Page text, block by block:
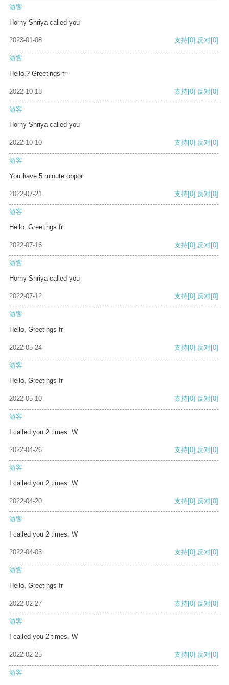
游客
Horny Shriya called you
2023-01-08 支持[0] 反对[0]
游客
Hello,? Greetings fr
2022-10-18 支持[0] 反对[0]
游客
Horny Shriya called you
2022-10-10 支持[0] 反对[0]
游客
You have 5 minute oppor
2022-07-21 支持[0] 反对[0]
游客
Hello, Greetings fr
2022-07-16 支持[0] 反对[0]
游客
Horny Shriya called you
2022-07-12 支持[0] 反对[0]
游客
Hello, Greetings fr
2022-05-24 支持[0] 反对[0]
游客
Hello, Greetings fr
2022-05-10 支持[0] 反对[0]
游客
I called you 2 times. W
2022-04-26 支持[0] 反对[0]
游客
I called you 2 times. W
2022-04-20 支持[0] 反对[0]
游客
I called you 2 times. W
2022-04-03 支持[0] 反对[0]
游客
Hello, Greetings fr
2022-02-27 支持[0] 反对[0]
游客
I called you 2 times. W
2022-02-25 支持[0] 反对[0]
游客